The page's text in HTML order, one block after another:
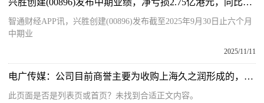
兴胜创建(00896)发布中期业绩，净亏损2.75亿港元，同比扩大42.2%
智通财经APP讯，兴胜创建(00896)发布截至2025年9月30日止六个月
中期业
2025/11/11
电广传媒：公司目前商誉主要为收购上海久之润形成的，上海久之润经营稳健，业绩良好_播资讯
此页面是否是列表页或首页？未找到合适正文内容。